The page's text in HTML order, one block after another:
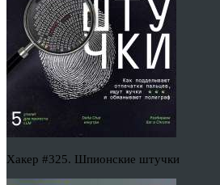
Хакер #325. Шпионские штучки